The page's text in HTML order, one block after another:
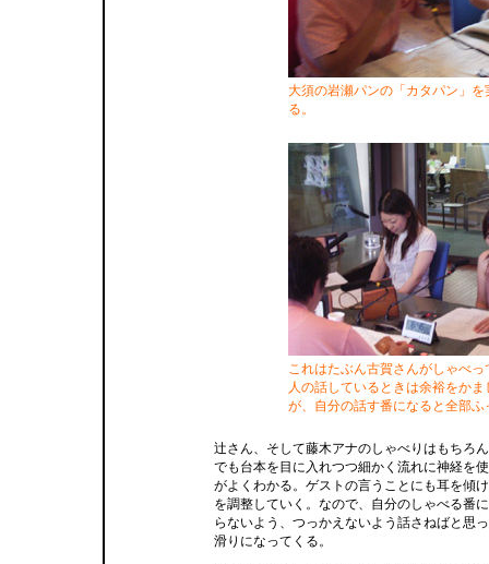
大須の岩瀬パンの「カタパン」を
る。
これはたぶん古賀さんがしゃべっ
人の話しているときは余裕をかま
が、自分の話す番になると全部ふ
辻さん、そして藤木アナのしゃべりはもちろ
でも台本を目に入れつつ細かく流れに神経を
がよくわかる。ゲストの言うことにも耳を傾
を調整していく。なので、自分のしゃべる番
らないよう、つっかえないよう話さねばと思
滑りになってくる。